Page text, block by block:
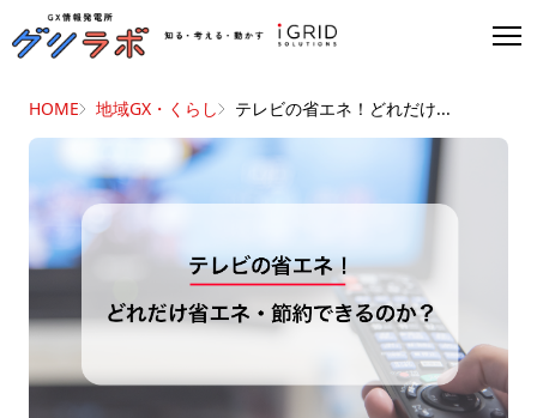
HOME 地域GX・くらし テレビの省エネ！どれだけ...